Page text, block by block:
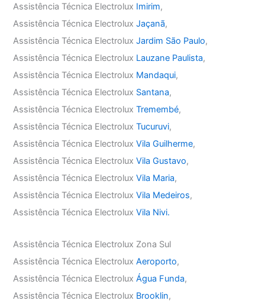
Assistência Técnica Electrolux Imirim,
Assistência Técnica ElectroluxJaçanã,
Assistência Técnica ElectroluxJardim São Paulo,
Assistência Técnica Electrolux Lauzane Paulista,
Assistência Técnica Electrolux Mandaqui,
Assistência Técnica Electrolux Santana,
Assistência Técnica ElectroluxTremembé,
Assistência Técnica ElectroluxTucuruvi,
Assistência Técnica ElectroluxVila Guilherme,
Assistência Técnica ElectroluxVila Gustavo,
Assistência Técnica ElectroluxVila Maria,
Assistência Técnica ElectroluxVila Medeiros,
Assistência Técnica ElectroluxVila Nivi.
Assistência Técnica Electrolux Zona Sul
Assistência Técnica ElectroluxAeroporto,
Assistência Técnica ElectroluxÁgua Funda,
Assistência Técnica Electrolux Brooklin,